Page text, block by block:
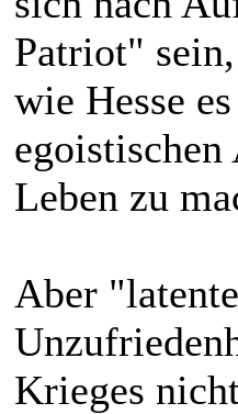
Patriot"
wie Hesse
Leben zu
Aber
Krieges